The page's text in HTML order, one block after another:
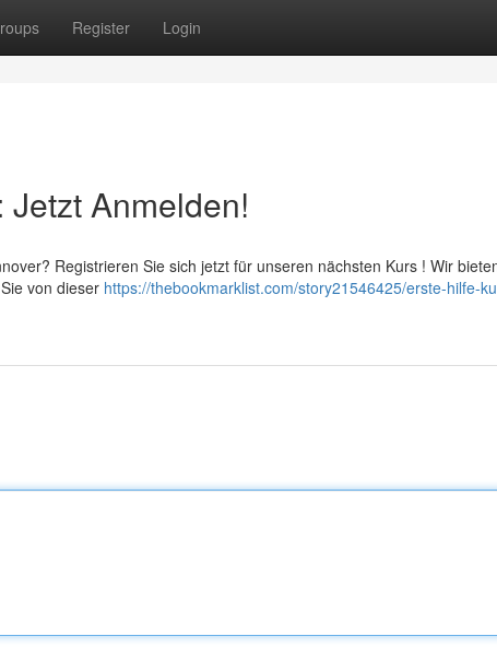
Register Login
Jetzt Anmelden!
Registrieren Sie sich jetzt für unseren nächsten Kurs ! Wir
von dieser https://thebookmarklist.com/story21546425/erste-hilfe-